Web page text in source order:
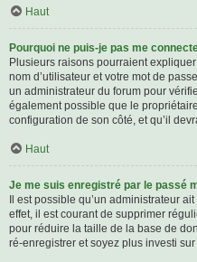
Haut
Pourquoi ne puis-je pas me
Plusieurs raisons pourraient
nom d’utilisateur et votre mot de
un administrateur du forum pour
également possible que le
configuration de son côté, et qu’il
Haut
Je me suis enregistré par le passé
Il est possible qu’un administrateur
effet, il est courant de supprimer
pour réduire la taille de la base de
ré-enregistrer et soyez plus investi